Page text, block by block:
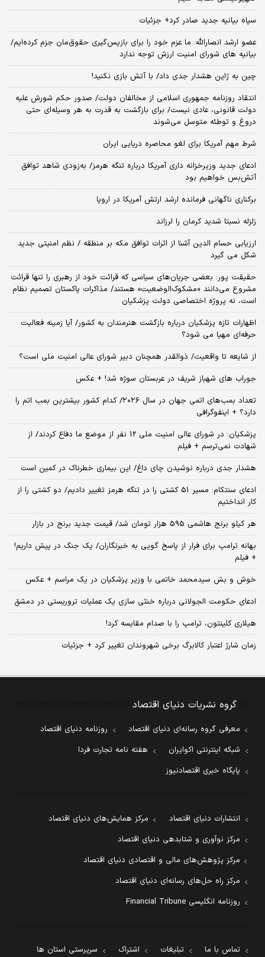
سپاه بیانیه جدید صادر کرد+ جزئیات
عضو ارشد انصارالله: ما عزم خود را برای بازپس‌گیری حقوق‌مان جزم کرده‌ایم/
بیانیه‌ های شورای امنیت ارزش توجه ندارد
چین به ژاپن هشدار جدی داد/ با آتش بازی نکنید!
انتقاد روزنامه جمهوری اسلامی از مخالفان دولت/ صدور حکم شورش علیه
دولت قانونی، عادی نیست/ برای بازگشت به قدرت به هر وسیله‌ای حتی
دروغ و توطئه متوسل می‌شوند
شرط مهم آمریکا برای لغو محاصره دریایی ایران
ادعای جدید وزیرخزانه داری آمریکا درباره تنگه هرمز/ به‌زودی شاهد توافق
آتش‌بس خواهیم بود
برکناری ناگهانی فرمانده ارشد ارتش آمریکا در اروپا
زلزله نسبتا شدید کرمان را لرزاند
ارزیابی حسام الدین آشنا از اثرات توافق مکه بر منطقه / نظم امنیتی جدید
شکل می گیرد
حقیقت پور: بعضی جریان‌های سیاسی که قرائت خود از رهبری را تنها قرائت
مشروع می‌دانند «مشکوک‌الوضعیت» هستند/ مذاکرات پاکستان تصمیم نظام
است، نه پروژه اختصاصی دولت پزشکیان
اظهارات تازه پزشکیان درباره بازگشت هنرمندان به کشور/ آیا زمینه فعالیت
حرفه‌ای مهیا می شود؟
از شایعه تا واقعیت/ ذوالقدر همچنان دبیر شورای ‌عالی امنیت ملی است؟
جوراب های شهباز شریف در عربستان سوژه شد! + عکس
تعداد بمب‌های اتمی جهان در سال ۲۰۲۶/ کدام کشور بیشترین بمب اتم را
دارد؟ + اینفوگرافی
پزشکیان: در شورای عالی امنیت ملی 12 نفر از موضع ما دفاع کردند/ از
شهادت نمی‌ترسم + فیلم
هشدار جدی درباره نوشیدن چای داغ/ این بیماری خطرناک در کمین است
ادعای سنتکام: مسیر 51 کشتی را در تنگه هرمز تغییر دادیم/ دو کشتی را از
کار انداختیم
هر کیلو برنج هاشمی 595 هزار تومان شد/ قیمت جدید برنج در بازار
بهانه ترامپ برای فرار از پاسخ گویی به خبرنگاران/ یک جنگ در پیش داریم!
+ فیلم
خوش و بش سیدمحمد خاتمی با وزیر پزشکیان در یک مراسم + عکس
ادعای حکومت الجولانی درباره خنثی سازی یک عملیات تروریستی در دمشق
هیلاری کلینتون، ترامپ را با صدام مقایسه کرد!
زمان شارژ اعتبار کالابرگ برخی شهروندان تغییر کرد + جزئیات
گروه نشریات دنیای اقتصاد
معرفی گروه رسانه‌ای دنیای اقتصاد
روزنامه دنیای اقتصاد
شبکه اینترنتی اکوایران
هفته نامه تجارت فردا
پایگاه خبری اقتصادنیوز
انتشارات دنیای اقتصاد
مرکز همایش‌های دنیای اقتصاد
مرکز نوآوری و شتابدهی دنیای اقتصاد
مرکز پژوهش‌های مالی و اقتصادی دنیای اقتصاد
مرکز راه حل‌های رسانه‌ای دنیای اقتصاد
روزنامه انگلیسی Financial Tribune
تماس با ما تبلیغات اشتراک سرپرستی استان ها